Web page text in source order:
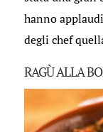
hanno
degli chef
RAGÙ ALLA